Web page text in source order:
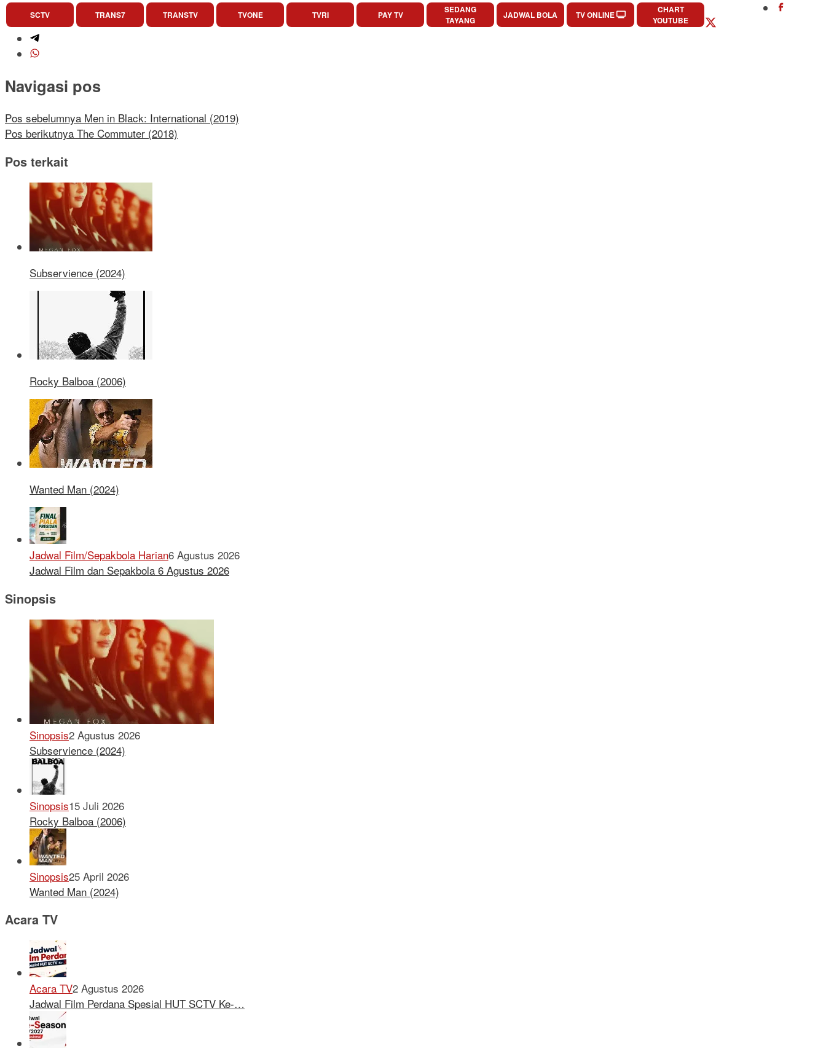
SCTV TRANS7 TRANSTV TVONE TVRI PAY TV
SEDANG
TAYANG
JADWAL BOLA TV ONLINE
CHART
YOUTUBE
Navigasi pos
Pos sebelumnya Men in Black: International (2019)
Pos berikutnya The Commuter (2018)
Pos terkait
Subservience (2024)
Rocky Balboa (2006)
Wanted Man (2024)
Jadwal Film/Sepakbola Harian6 Agustus 2026
Jadwal Film dan Sepakbola 6 Agustus 2026
Sinopsis
Sinopsis2 Agustus 2026
Subservience (2024)
Sinopsis15 Juli 2026
Rocky Balboa (2006)
Sinopsis25 April 2026
Wanted Man (2024)
Acara TV
Acara TV2 Agustus 2026
Jadwal Film Perdana Spesial HUT SCTV Ke-…